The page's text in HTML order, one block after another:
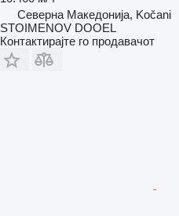
Северна Македонија, Kočani
STOIMENOV DOOEL
Контактирајте го продавачот